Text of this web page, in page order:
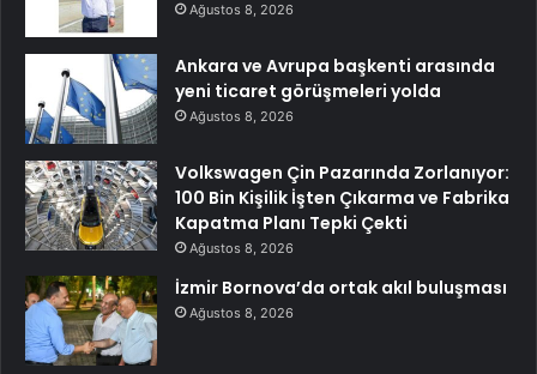
Ağustos 8, 2026
Ankara ve Avrupa başkenti arasında
yeni ticaret görüşmeleri yolda
Ağustos 8, 2026
Volkswagen Çin Pazarında Zorlanıyor:
100 Bin Kişilik İşten Çıkarma ve Fabrika
Kapatma Planı Tepki Çekti
Ağustos 8, 2026
İzmir Bornova’da ortak akıl buluşması
Ağustos 8, 2026